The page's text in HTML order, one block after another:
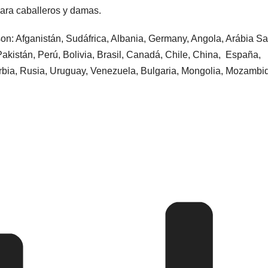
caballeros y damas.
Afganistán, Sudáfrica, Albania, Germany, Angola, Arábia
Perú, Bolivia, Brasil, Canadá, Chile, China, España,
Rusia, Uruguay, Venezuela, Bulgaria, Mongolia,